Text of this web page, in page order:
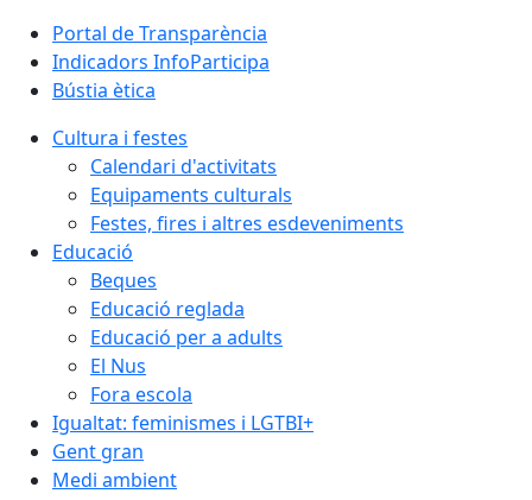
Portal de Transparència
Indicadors InfoParticipa
Bústia ètica
Cultura i festes
Calendari d'activitats
Equipaments culturals
Festes, fires i altres esdeveniments
Educació
Beques
Educació reglada
Educació per a adults
El Nus
Fora escola
Igualtat: feminismes i LGTBI+
Gent gran
Medi ambient